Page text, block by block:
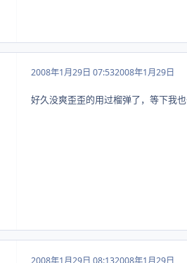
2008年1月29日 07:532008年1月29日
好久没爽歪歪的用过榴弹了，等下我
2008年1月29日 08:132008年1月29日